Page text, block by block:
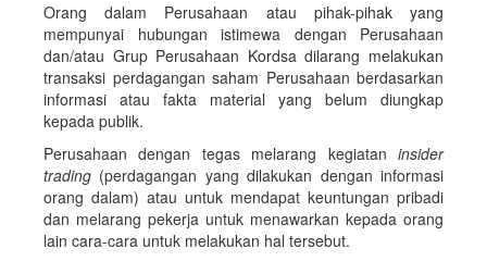
Orang dalam Perusahaan atau pihak-pihak yang
mempunyai hubungan istimewa dengan Perusahaan
dan/atau Grup Perusahaan Kordsa dilarang melakukan
transaksi perdagangan saham Perusahaan berdasarkan
informasi atau fakta material yang belum diungkap
kepada publik.
Perusahaan dengan tegas melarang kegiatan insider
trading (perdagangan yang dilakukan dengan informasi
orang dalam) atau untuk mendapat keuntungan pribadi
dan melarang pekerja untuk menawarkan kepada orang
lain cara-cara untuk melakukan hal tersebut.